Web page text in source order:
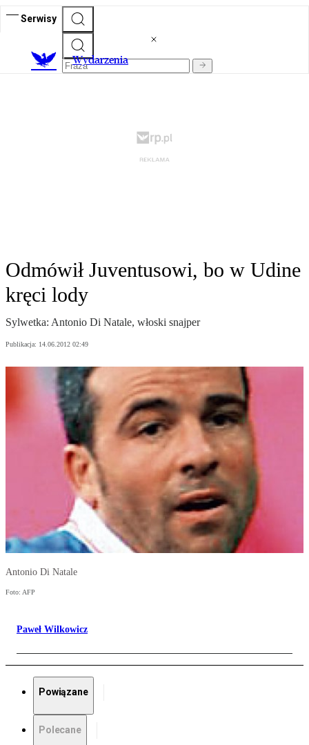
Serwisy
Wydarzenia
Odmówił Juventusowi, bo w Udine
kręci lody
Sylwetka: Antonio Di Natale, włoski snajper
Publikacja: 14.06.2012 02:49
Antonio Di Natale
Foto: AFP
Paweł Wilkowicz
Powiązane
Polecane